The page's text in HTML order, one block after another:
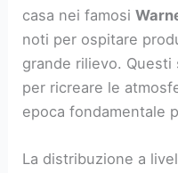
casa nei famosi
noti per ospitare
grande rilievo.
per ricreare le
epoca fondamentale
La distribuzione a